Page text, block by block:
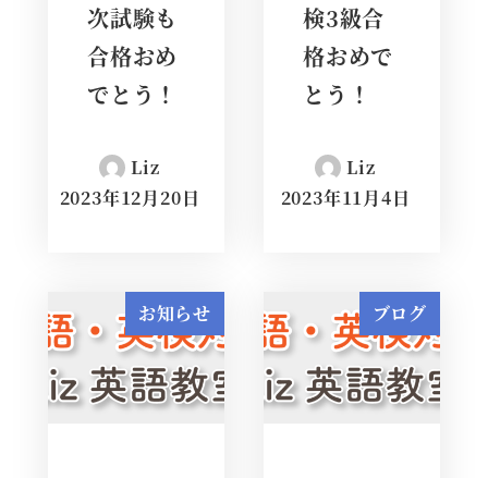
次試験も
合格おめ
でとう！
Liz
2023年12月20日
検3級合
格おめで
とう！
Liz
2023年11月4日
お知らせ ブログ